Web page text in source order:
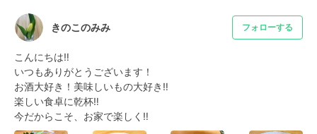
きのこのみみ フォローする
こんにちは‼️
いつもありがとうございます！
お酒大好き！美味しいもの大好き‼️
楽しい食卓に乾杯‼️
今だからこそ、お家で楽しく‼️